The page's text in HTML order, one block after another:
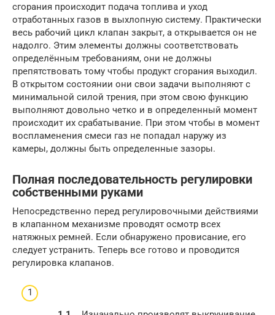
сгорания происходит подача топлива и уход
отработанных газов в выхлопную систему. Практически
весь рабочий цикл клапан закрыт, а открывается он не
надолго. Этим элементы должны соответствовать
определённым требованиям, они не должны
препятствовать тому чтобы продукт сгорания выходил.
В открытом состоянии они свои задачи выполняют с
минимальной силой трения, при этом свою функцию
выполняют довольно четко и в определенный момент
происходит их срабатывание. При этом чтобы в момент
воспламенения смеси газ не попадал наружу из
камеры, должны быть определенные зазоры.
Полная последовательность регулировки
собственными руками
Непосредственно перед регулировочными действиями
в клапанном механизме проводят осмотр всех
натяжных ремней. Если обнаружено провисание, его
следует устранить. Теперь все готово и проводится
регулировка клапанов.